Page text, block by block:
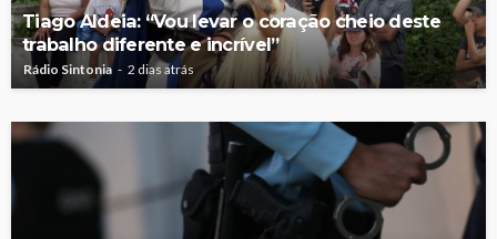
Tiago Aldeia: “Vou levar o coração cheio deste
trabalho diferente e incrível”
Rádio Sintonia 2 dias atrás